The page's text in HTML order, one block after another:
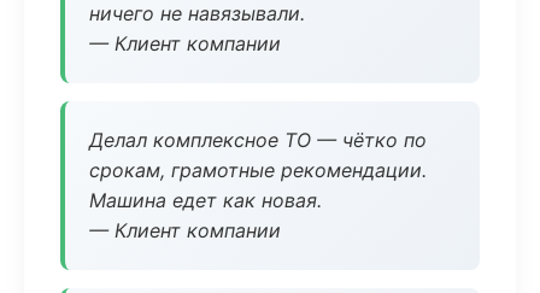
ничего не навязывали.
— Клиент компании
Делал комплексное ТО — чётко по
срокам, грамотные рекомендации.
Машина едет как новая.
— Клиент компании